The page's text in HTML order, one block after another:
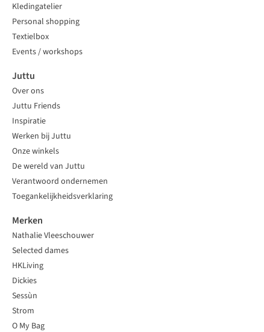
Kledingatelier
Personal shopping
Textielbox
Events / workshops
Juttu
Over ons
Juttu Friends
Inspiratie
Werken bij Juttu
Onze winkels
De wereld van Juttu
Verantwoord ondernemen
Toegankelijkheidsverklaring
Merken
Nathalie Vleeschouwer
Selected dames
HKLiving
Dickies
Sessùn
Strom
O My Bag